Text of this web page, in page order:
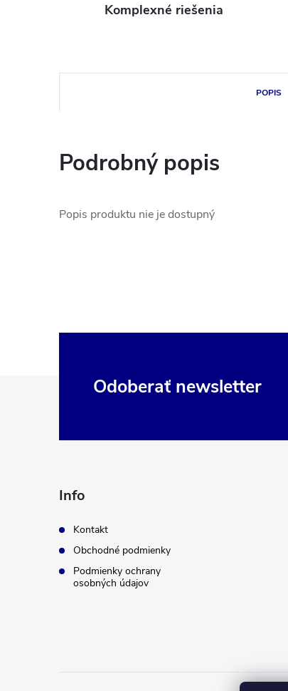
Komplexné riešenia
POPIS
Podrobný popis
Popis produktu nie je dostupný
Odoberať newsletter
Info
Kontakt
Obchodné podmienky
Podmienky ochrany
osobných údajov